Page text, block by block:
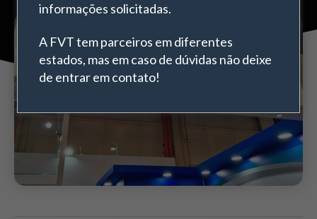
informações solicitadas.
A FVT tem parceiros em diferentes
estados, mas em caso de dúvidas não deixe
de entrar em contato!